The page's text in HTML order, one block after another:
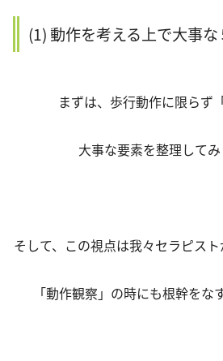
(1) 動作を考える上で大事な
まずは、歩行動作に限らず
大事な要素を整理してみ
そして、この視点は我々セラピス
「動作観察」の時にも根幹をな